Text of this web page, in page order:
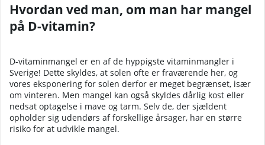
Hvordan ved man, om man har mangel
på D-vitamin?
D-vitaminmangel er en af de hyppigste vitaminmangler i
Sverige! Dette skyldes, at solen ofte er fraværende her, og
vores eksponering for solen derfor er meget begrænset, især
om vinteren. Men mangel kan også skyldes dårlig kost eller
nedsat optagelse i mave og tarm. Selv de, der sjældent
opholder sig udendørs af forskellige årsager, har en større
risiko for at udvikle mangel.